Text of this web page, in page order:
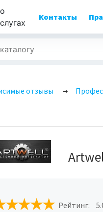
Контакты
отзывы
Рейтинг: